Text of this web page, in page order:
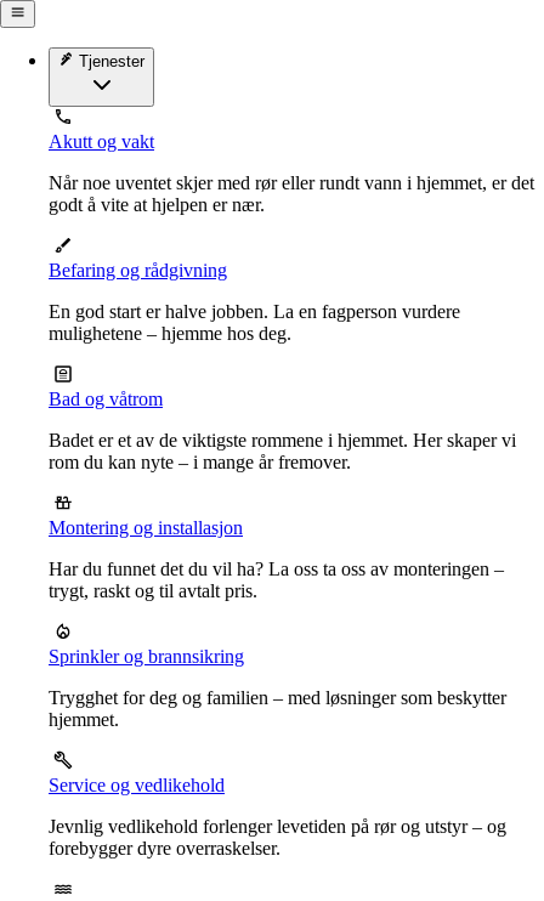
Tjenester
Akutt og vakt
Når noe uventet skjer med rør eller rundt vann i hjemmet, er det
godt å vite at hjelpen er nær.
Befaring og rådgivning
En god start er halve jobben. La en fagperson vurdere
mulighetene – hjemme hos deg.
Bad og våtrom
Badet er et av de viktigste rommene i hjemmet. Her skaper vi
rom du kan nyte – i mange år fremover.
Montering og installasjon
Har du funnet det du vil ha? La oss ta oss av monteringen –
trygt, raskt og til avtalt pris.
Sprinkler og brannsikring
Trygghet for deg og familien – med løsninger som beskytter
hjemmet.
Service og vedlikehold
Jevnlig vedlikehold forlenger levetiden på rør og utstyr – og
forebygger dyre overraskelser.